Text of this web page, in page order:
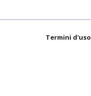
Termini d'uso